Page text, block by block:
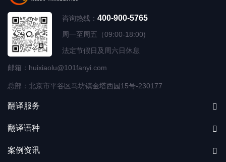
咨询热线： 400-900-5765
周一至周五（09:00-18:00)
法定节假日及周六日休息
邮箱：huixiaolu@101fanyi.com
总部：北京市平谷区马坊镇金塔西园15号-230177
翻译服务
翻译语种
案例资讯